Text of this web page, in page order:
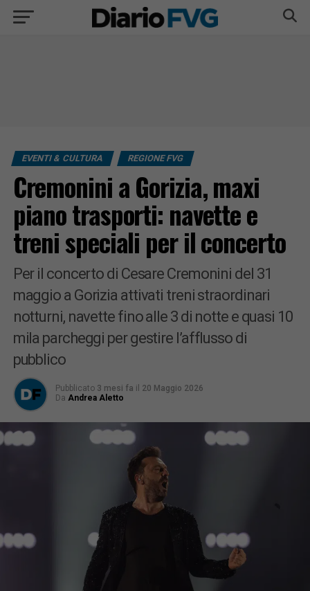
EVENTI & CULTURA REGIONE FVG
Cremonini a Gorizia, maxi
piano trasporti: navette e
treni speciali per il concerto
Per il concerto di Cesare Cremonini del 31
maggio a Gorizia attivati treni straordinari
notturni, navette fino alle 3 di notte e quasi 10
mila parcheggi per gestire l’afflusso di
pubblico
Pubblicato 3 mesi fa il 20 Maggio 2026
Da Andrea Aletto